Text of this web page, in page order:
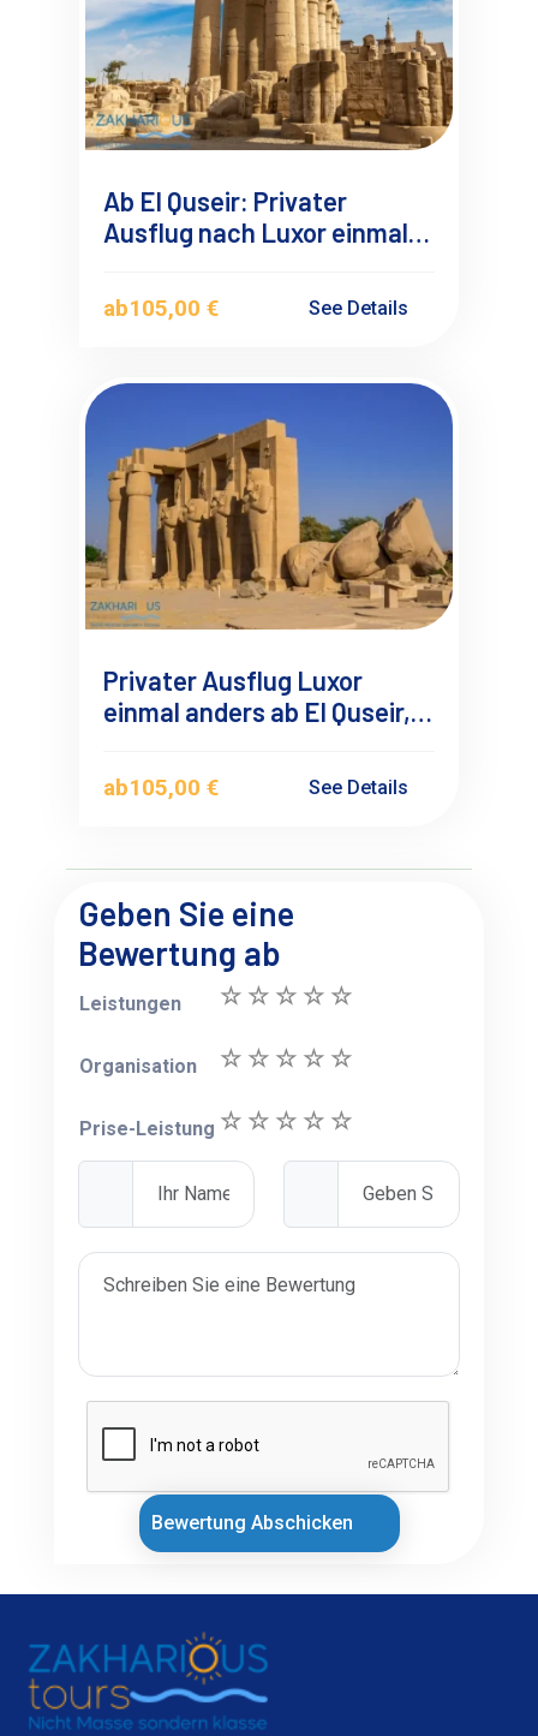
Ab El Quseir: Privater
Ausflug nach Luxor einmal
ab105,00 € See Details
Privater Ausflug Luxor
einmal anders ab El Quseir,
ab105,00 € See Details
Geben Sie eine
Bewertung ab
Leistungen
Organisation
Prise-Leistung
Bewertung Abschicken